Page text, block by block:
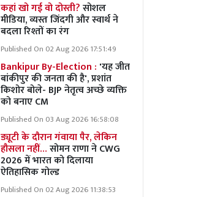
कहां खो गई वो दोस्ती?सोशल
मीडिया, व्यस्त जिंदगी और स्वार्थ ने
बदला रिश्तों का रंग
Published On 02 Aug 2026 17:51:49
Bankipur By-Election : 'यह जीत
बांकीपुर की जनता की है', प्रशांत
किशोर बोले- BJP नेतृत्व अच्छे व्यक्ति
को बनाए CM
Published On 03 Aug 2026 16:58:08
ड्यूटी के दौरान गंवाया पैर, लेकिन
हौसला नहीं…सोमन राणा ने CWG
2026 में भारत को दिलाया
ऐतिहासिक गोल्ड
Published On 02 Aug 2026 11:38:53